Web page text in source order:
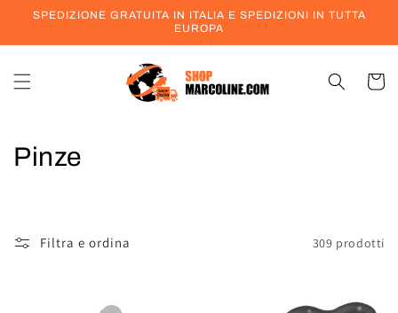
direttamente
SPEDIZIONE GRATUITA IN ITALIA E SPEDIZIONI IN TUTTA
EUROPA
Carrello
C
Pinze
Filtra e ordina 309 prodotti